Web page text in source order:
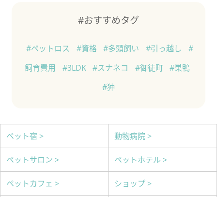
#おすすめタグ
#ペットロス #資格 #多頭飼い #引っ越し
#
飼育費用
#3LDK #スナネコ #御徒町
#巣鴨
#狆
ペット宿 > 動物病院 >
ペットサロン > ペットホテル >
ペットカフェ > ショップ >